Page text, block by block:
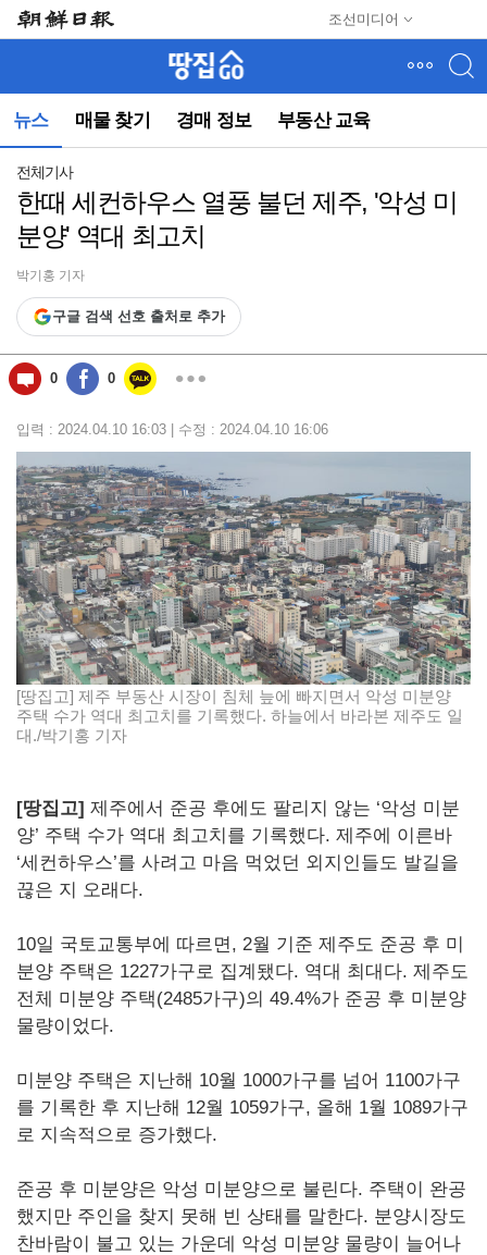
조선미디어
뉴스 매물 찾기 경매 정보 부동산 교육
뉴
(컨
동)
전체기사
한때 세컨하우스 열풍 불던 제주, '악성 미
분양' 역대 최고치
박기홍 기자
구글 검색 선호 출처로 추가
0 0
입력 : 2024.04.10 16:03 | 수정 : 2024.04.10 16:06
[땅집고] 제주 부동산 시장이 침체 늪에 빠지면서 악성 미분양
주택 수가 역대 최고치를 기록했다. 하늘에서 바라본 제주도 일
대./박기홍 기자
[땅집고] 제주에서 준공 후에도 팔리지 않는 ‘악성 미분
양’ 주택 수가 역대 최고치를 기록했다. 제주에 이른바
‘세컨하우스’를 사려고 마음 먹었던 외지인들도 발길을
끊은 지 오래다.
10일 국토교통부에 따르면, 2월 기준 제주도 준공 후 미
분양 주택은 1227가구로 집계됐다. 역대 최대다. 제주도
전체 미분양 주택(2485가구)의 49.4%가 준공 후 미분양
물량이었다.
미분양 주택은 지난해 10월 1000가구를 넘어 1100가구
를 기록한 후 지난해 12월 1059가구, 올해 1월 1089가구
로 지속적으로 증가했다.
준공 후 미분양은 악성 미분양으로 불린다. 주택이 완공
했지만 주인을 찾지 못해 빈 상태를 말한다. 분양시장도
찬바람이 불고 있는 가운데 악성 미분양 물량이 늘어나